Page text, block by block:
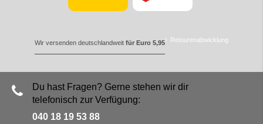
Wir versenden deutschlandweit für Euro 5,95 Retourenabwicklung
Du hast Fragen? Gerne stehen wir dir
telefonisch zur Verfügung:
040 18 19 53 88